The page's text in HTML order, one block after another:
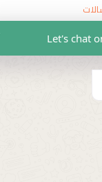
وتهويه
الهضبه الوسطي الحي
Let's chat